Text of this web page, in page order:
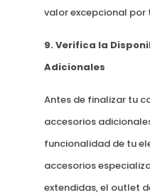
valor excepcional por
9. Verifica la
Adicionales
Antes de finalizar tu
accesorios
funcionalidad de tu
accesorios
extendidas, el outlet